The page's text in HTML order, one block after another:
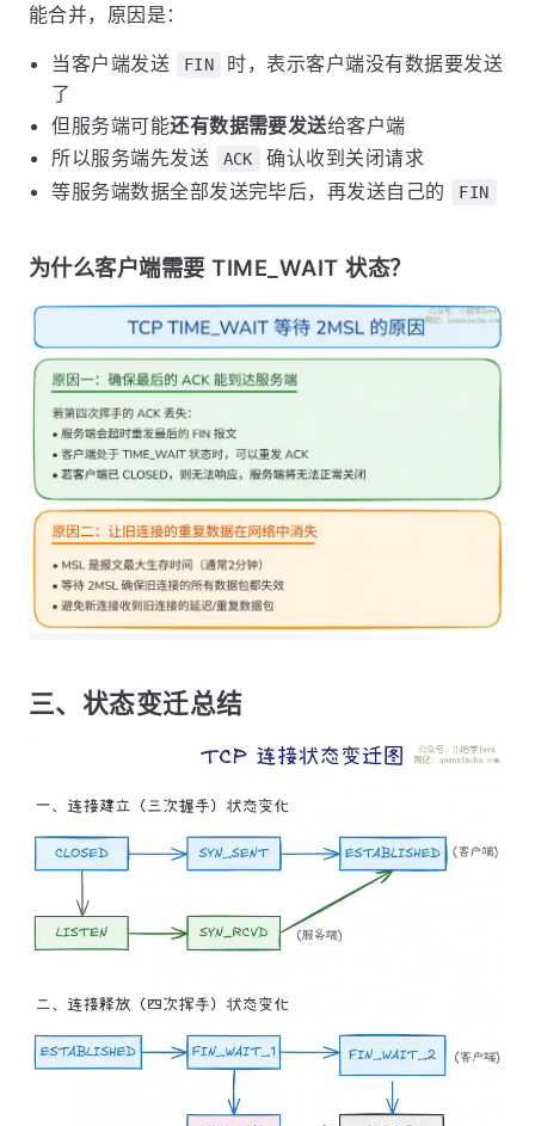
能合并，原因是：
当客户端发送 FIN
时，表示客户端没有数据要发送
了
但服务端可能还有数据需要发送给客户端
所以服务端先发送
ACK
确认收到关闭请求
等服务端数据全部发送完毕后，再发送自己的
FIN
为什么客户端需要 TIME_WAIT 状态？
三、状态变迁总结